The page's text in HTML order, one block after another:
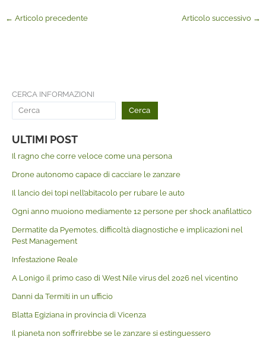
← Articolo precedente Articolo successivo →
CERCA INFORMAZIONI
Cerca
ULTIMI POST
Il ragno che corre veloce come una persona
Drone autonomo capace di cacciare le zanzare
Il lancio dei topi nell’abitacolo per rubare le auto
Ogni anno muoiono mediamente 12 persone per shock anafilattico
Dermatite da Pyemotes, difficoltà diagnostiche e implicazioni nel
Pest Management
Infestazione Reale
A Lonigo il primo caso di West Nile virus del 2026 nel vicentino
Danni da Termiti in un ufficio
Blatta Egiziana in provincia di Vicenza
Il pianeta non soffrirebbe se le zanzare si estinguessero